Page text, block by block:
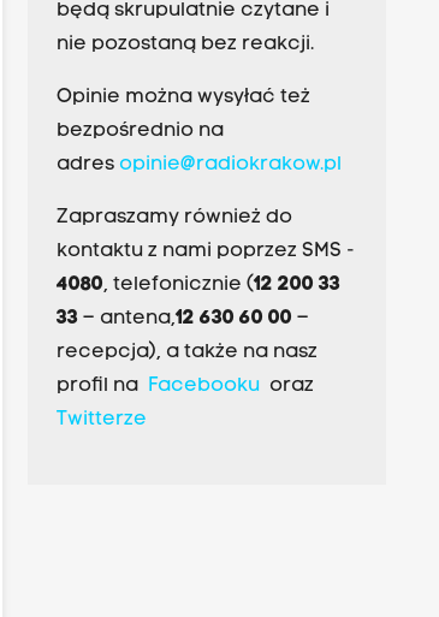
będą skrupulatnie czytane i
nie pozostaną bez reakcji.
Opinie można wysyłać też
bezpośrednio na
adres opinie@radiokrakow.pl
Zapraszamy również do
kontaktu z nami poprzez SMS -
4080, telefonicznie (12 200 33
33– antena,12 630 60 00 –
recepcja), a także na nasz
profil na Facebookuoraz
Twitterze